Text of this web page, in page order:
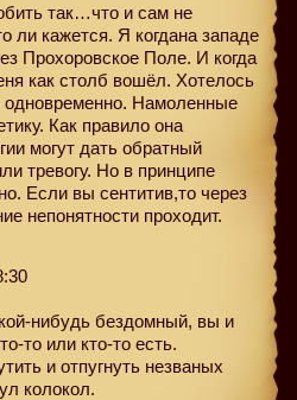
так…что и сам не
ли кажется. Я когдана западе
Прохоровское Поле. И когда
как столб вошёл. Хотелось
одновременно. Намоленные
Как правило она
могут дать обратный
тревогу. Но в принципе
Если вы сентитив,то через
непонятности проходит.
нибудь бездомный, вы и
то или кто-то есть.
и отпугнуть незваных
колокол.